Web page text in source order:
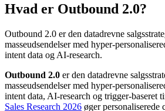
Hvad er Outbound 2.0?
Outbound 2.0 er den datadrevne
masseudsendelser med hyper-
intent data og AI-research.
Outbound 2.0 er den datadrevne
masseudsendelser med hyper-
intent data, AI-research og trigger-baseret
Sales Research 2026 øger personaliserede